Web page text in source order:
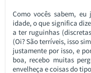
Como vocês sabem,
idade, o que significa
a ter ruguinhas
(Oi? São terríveis, isso
justamente por isso, e
boa, recebo muitas
envelheça e coisas do